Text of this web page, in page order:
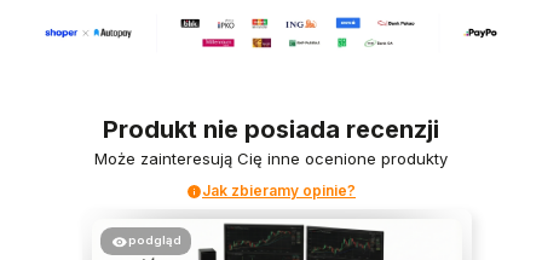
Produkt nie posiada recenzji
Może zainteresują Cię inne ocenione produkty
Jak zbieramy opinie?
podgląd